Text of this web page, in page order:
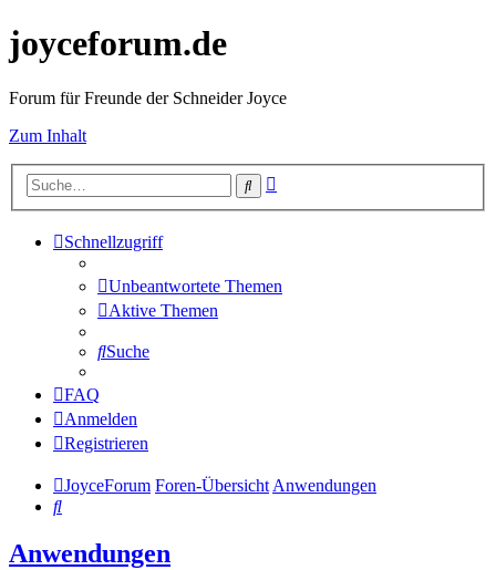
joyceforum.de
Forum für Freunde der Schneider Joyce
Zum Inhalt
Suche
Schnellzugriff
Unbeantwortete Themen
Aktive Themen
Suche
FAQ
Anmelden
Registrieren
JoyceForum Foren-ÜbersichtAnwendungen
Suche
Anwendungen